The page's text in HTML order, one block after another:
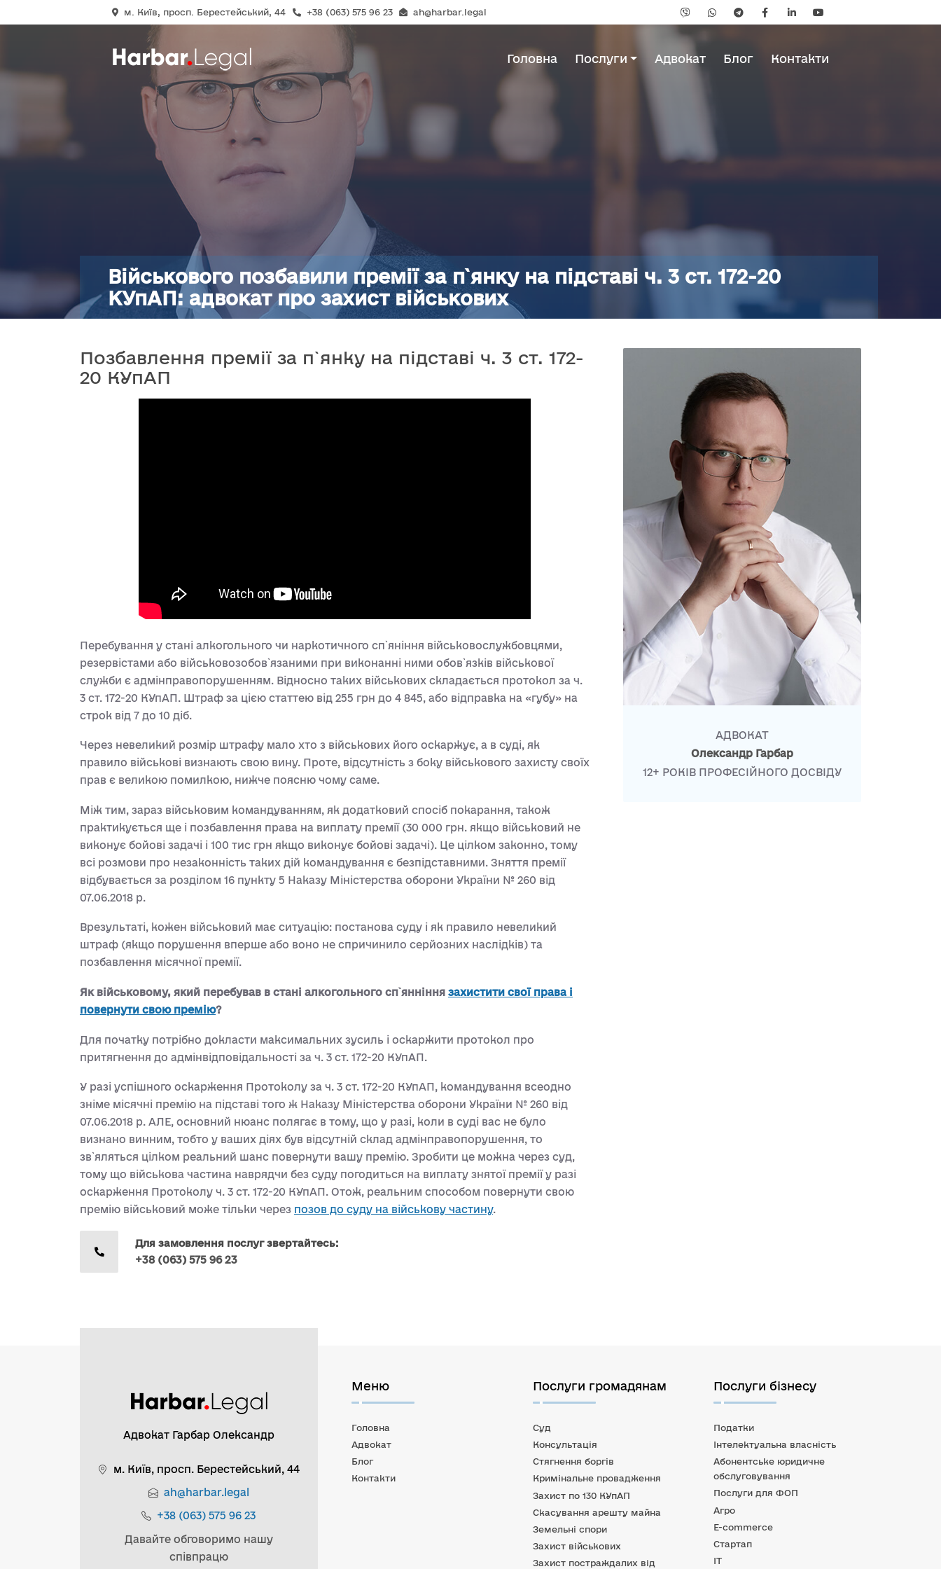
м. Київ, просп. Берестейський, 44 +38 (063) 575 96 23 ah@harbar.legal
Головна Послуги Адвокат Блог Контакти
Військового позбавили премії за п`янку на підставі ч. 3 ст. 172-20
КУпАП: адвокат про захист військових
Позбавлення премії за п`янку на підставі ч. 3 ст. 172-
20 КУпАП
Перебування у стані алкогольного чи наркотичного сп`яніння військовослужбовцями,
резервістами або військовозобов`язаними при виконанні ними обов`язків військової
служби є адмінправопорушенням. Відносно таких військових складається протокол за ч.
3 ст. 172-20 КУпАП. Штраф за цією статтею від 255 грн до 4 845, або відправка на «губу» на
строк від 7 до 10 діб.
Через невеликий розмір штрафу мало хто з військових його оскаржує, а в суді, як
правило військові визнають свою вину. Проте, відсутність з боку військового захисту своїх
прав є великою помилкою, нижче поясню чому саме.
Між тим, зараз військовим командуванням, як додатковий спосіб покарання, також
практикується ще і позбавлення права на виплату премії (30 000 грн. якщо військовий не
виконує бойові задачі і 100 тис грн якщо виконує бойові задачі). Це цілком законно, тому
всі розмови про незаконність таких дій командування є безпідставними. Зняття премії
відбувається за розділом 16 пункту 5 Наказу Міністерства оборони України № 260 від
07.06.2018 р.
Врезультаті, кожен військовий має ситуацію: постанова суду і як правило невеликий
штраф (якщо порушення вперше або воно не спричинило серйозних наслідків) та
позбавлення місячної премії.
Як військовому, який перебував в стані алкогольного сп`янніння захистити свої права і
повернути свою премію?
Для початку потрібно докласти максимальних зусиль і оскаржити протокол про
притягнення до адмінвідповідальності за ч. 3 ст. 172-20 КУпАП.
У разі успішного оскарження Протоколу за ч. 3 ст. 172-20 КУпАП, командування всеодно
зніме місячні премію на підставі того ж Наказу Міністерства оборони України № 260 від
07.06.2018 р. АЛЕ, основний нюанс полягає в тому, що у разі, коли в суді вас не було
визнано винним, тобто у ваших діях був відсутній склад адмінправопорушення, то
зв`яляться цілком реальний шанс повернути вашу премію. Зробити це можна через суд,
тому що військова частина наврядчи без суду погодиться на виплату знятої премії у разі
оскарження Протоколу ч. 3 ст. 172-20 КУпАП. Отож, реальним способом повернути свою
премію військовий може тільки через позов до суду на військову частину.
Для замовлення послуг звертайтесь:
+38 (063) 575 96 23
АДВОКАТ
Олександр Гарбар
12+ РОКІВ ПРОФЕСІЙНОГО ДОСВІДУ
Адвокат Гарбар Олександр
м. Київ, просп. Берестейський, 44
ah@harbar.legal
+38 (063) 575 96 23
Давайте обговоримо нашу
співпрацю
Меню
Головна
Адвокат
Блог
Контакти
Послуги громадянам
Суд
Консультація
Стягнення боргів
Кримінальне провадження
Захист по 130 КУпАП
Скасування арешту майна
Земельні спори
Захист військових
Захист постраждалих від
Послуги бізнесу
Податки
Інтелектуальна власність
Абонентське юридичне
обслуговування
Послуги для ФОП
Агро
E-commerce
Стартап
IT